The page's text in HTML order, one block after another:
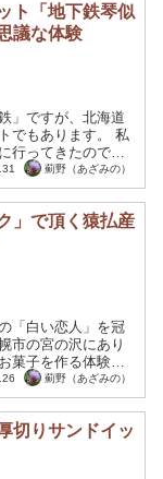
ト「地下鉄琴似
議な体験
」ですが、北海道
でもあります。 私
行ってきたので、
す。 琴似駅中...
薊野（あざみの）
」で頂く猿払産
「白い恋人」を冠
市の宮の沢にあり
菓子を作る体験な
札幌市の人気観...
薊野（あざみの）
切りサンドイッ